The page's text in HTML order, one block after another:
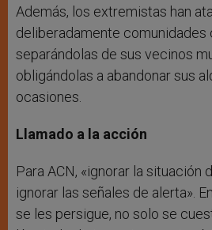
Además, los extremistas han
deliberadamente comunidades
separándolas de sus vecinos
obligándolas a abandonar sus
ocasiones.
Llamado a la acción
Para ACN, «ignorar la situación
ignorar las señales de alerta».
se les persigue, no solo se